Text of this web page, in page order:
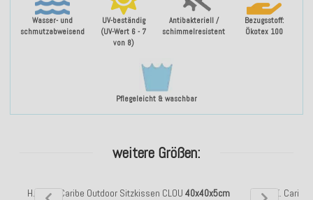
Wasser- und
schmutzabweisend
UV-beständig
(UV-Wert 6 - 7
von 8)
Antibakteriell /
schimmelresistent
Bezugsstoff:
Ökotex 100
Pflegeleicht & waschbar
weitere Größen:
H.O.C.K. Caribe Outdoor Sitzkissen CLOU 40x40x5cm
H.O.C.K.